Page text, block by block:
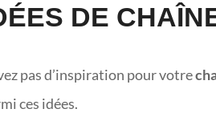
DE
pas d’inspiration pour votre
ces idées.